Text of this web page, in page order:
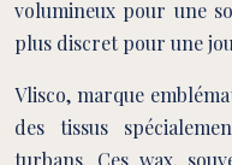
volumineux pour une
plus discret pour une
Vlisco, marque
des tissus
turbans. Ces wax,